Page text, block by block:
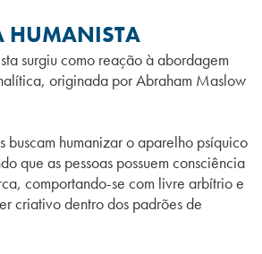
HUMANISTA
surgiu como reação à abordagem
originada por Abraham Maslow
buscam humanizar o aparelho psíquico
que as pessoas possuem consciência
comportando-se com livre arbítrio e
criativo dentro dos padrões de